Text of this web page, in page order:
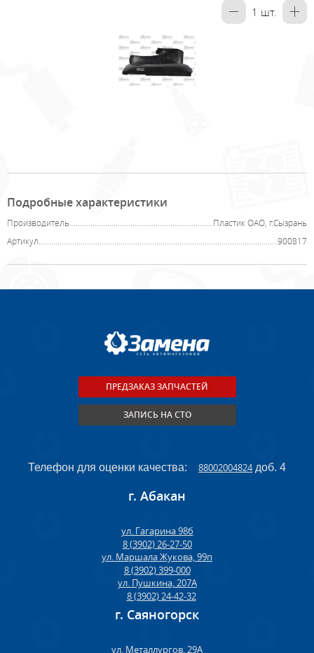
1 шт.
Подробные характеристики
Производитель
Пластик ОАО, г.Сызрань
Артикул
900817
ПРЕДЗАКАЗ ЗАПЧАСТЕЙ
ЗАПИСЬ НА СТО
Телефон для оценки качества: 88002004824доб. 4
г. Абакан
ул. Гагарина 98б
8 (3902) 26-27-50
ул. Маршала Жукова, 99п
8 (3902) 399-000
ул. Пушкина, 207А
8 (3902) 24-42-32
г. Саяногорск
ул. Металлургов, 29А